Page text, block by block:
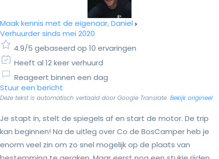
Maak kennis met de eigenaar, Daniel
Verhuurder sinds mei 2020
4.9/5 gebaseerd op 10 ervaringen
Heeft al 12 keer verhuurd
Reageert binnen een dag
Stuur een bericht
Deze tekst is automatisch vertaald door Google Translate. Bekijk origineel
Je stapt in, stelt de spiegels af en start de motor. De trip
kan beginnen! Na de uitleg over Co de BosCamper heb je
enorm veel zin om zo snel mogelijk op de plaats van